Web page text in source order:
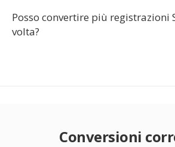
Posso convertire più registrazioni
volta?
Conversioni